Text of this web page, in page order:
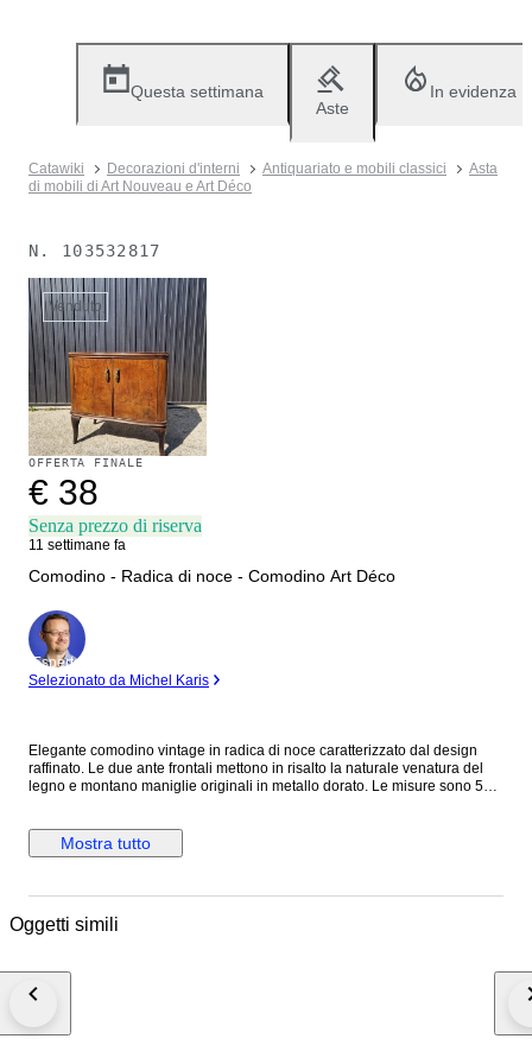
Questa settimana
Aste
In evidenza
Catawiki Decorazioni d'interni Antiquariato e mobili classici
Asta
di mobili di Art Nouveau e Art Déco
N. 103532817
Venduto
OFFERTA FINALE
€ 38
Senza prezzo di riserva
11 settimane fa
Comodino - Radica di noce - Comodino Art Déco
Esperto
Selezionato da Michel Karis
Elegante comodino vintage in radica di noce caratterizzato dal design
raffinato. Le due ante frontali mettono in risalto la naturale venatura del
legno e montano maniglie originali in metallo dorato. Le misure sono 59
ne sottolineano il fascino autentico e la manifattura d'epoca.
Mostra tutto
Oggetti simili